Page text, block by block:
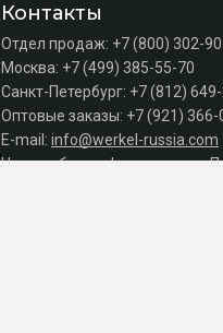
Контакты
Отдел продаж: +7 (800) 302-
Москва: +7 (499) 385-55-70
Санкт-Петербург: +7 (812)
Оптовые заказы: +7 (921) 366-
E-mail: info@werkel-russia.com
Часы работы офиса продаж: